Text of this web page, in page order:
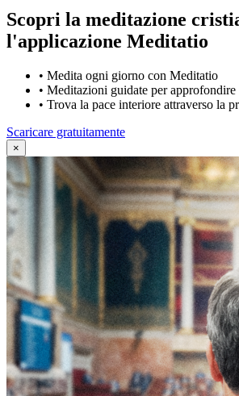
Scopri la meditazione
l'applicazione Meditatio
• Medita ogni giorno con Meditatio
• Meditazioni guidate per approfondire
• Trova la pace interiore attraverso la
Scaricare gratuitamente
×